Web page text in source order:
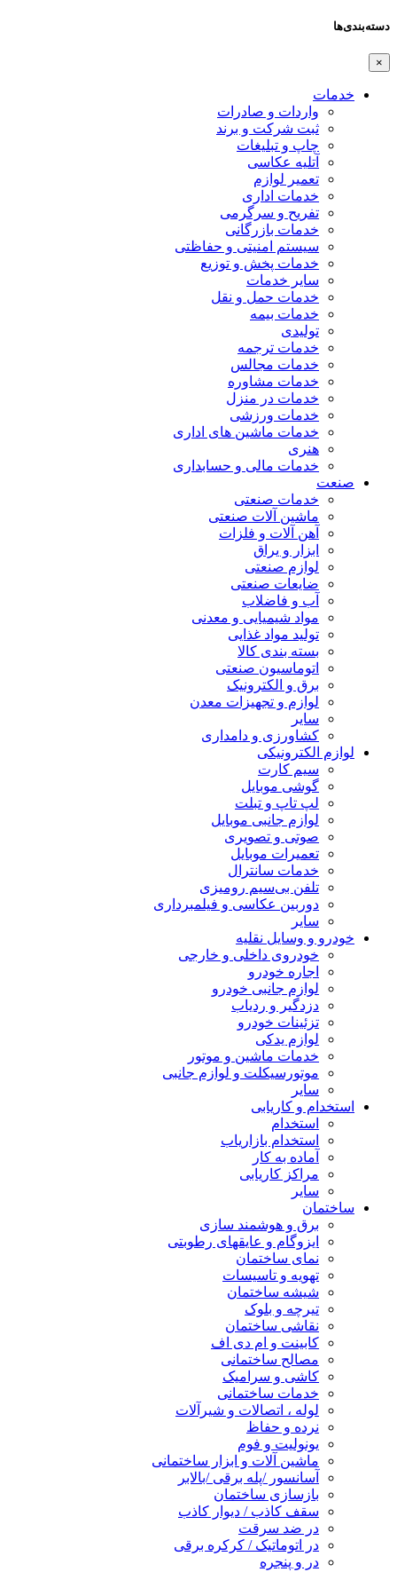
دسته‌بندی‌ها
×
خدمات
واردات و صادرات
ثبت شرکت و برند
چاپ و تبلیغات
آتلیه عکاسی
تعمیر لوازم
خدمات اداری
تفریح و سرگرمی
خدمات بازرگانی
سیستم امنیتی و حفاظتی
خدمات پخش و توزیع
سایر خدمات
خدمات حمل و نقل
خدمات بیمه
تولیدی
خدمات ترجمه
خدمات مجالس
خدمات مشاوره
خدمات در منزل
خدمات ورزشی
خدمات ماشین های اداری
هنری
خدمات مالی و حسابداری
صنعت
خدمات صنعتی
ماشین آلات صنعتی
آهن آلات و فلزات
ابزار و یراق
لوازم صنعتی
ضایعات صنعتی
آب و فاضلاب
مواد شیمیایی و معدنی
تولید مواد غذایی
بسته بندی کالا
اتوماسیون صنعتی
برق و الکترونیک
لوازم و تجهیزات معدن
سایر
کشاورزی و دامداری
لوازم الکترونیکی
سیم کارت
گوشی موبایل
لپ تاپ و تبلت
لوازم جانبی موبایل
صوتی و تصویری
تعمیرات موبایل
خدمات سانترال
تلفن بی‌سیم رومیزی
دوربین عکاسی و فیلمبرداری
سایر
خودرو و وسایل نقلیه
خودروی داخلی و خارجی
اجاره خودرو
لوازم جانبی خودرو
دزدگیر و ردیاب
تزئینات خودرو
لوازم یدکی
خدمات ماشین و موتور
موتورسیکلت و لوازم جانبی
سایر
استخدام و کاریابی
استخدام
استخدام بازاریاب
آماده به کار
مراکز کاریابی
سایر
ساختمان
برق و هوشمند سازی
ایزوگام و عایقهای رطوبتی
نمای ساختمان
تهویه و تاسیسات
شیشه ساختمان
تیرچه و بلوک
نقاشی ساختمان
کابینت و ام دی اف
مصالح ساختمانی
کاشی و سرامیک
خدمات ساختمانی
لوله ، اتصالات و شیرآلات
نرده و حفاظ
یونولیت و فوم
ماشین آلات و ابزار ساختمانی
آسانسور /پله برقی /بالابر
بازسازی ساختمان
سقف کاذب / دیوار کاذب
در ضد سرقت
در اتوماتیک / کرکره برقی
در و پنجره